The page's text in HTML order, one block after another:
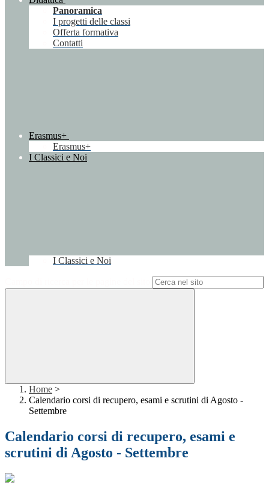
Panoramica
I progetti delle classi
Offerta formativa
Contatti
Erasmus+
Erasmus+
I Classici e Noi
I Classici e Noi
Home >
Calendario corsi di recupero, esami e scrutini di Agosto -
Settembre
Calendario corsi di recupero, esami e
scrutini di Agosto - Settembre